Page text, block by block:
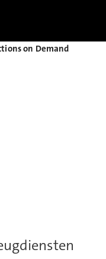
on Demand